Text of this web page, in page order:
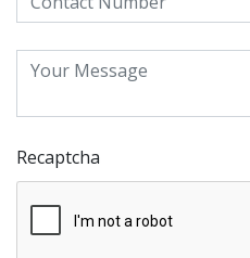
Recaptcha